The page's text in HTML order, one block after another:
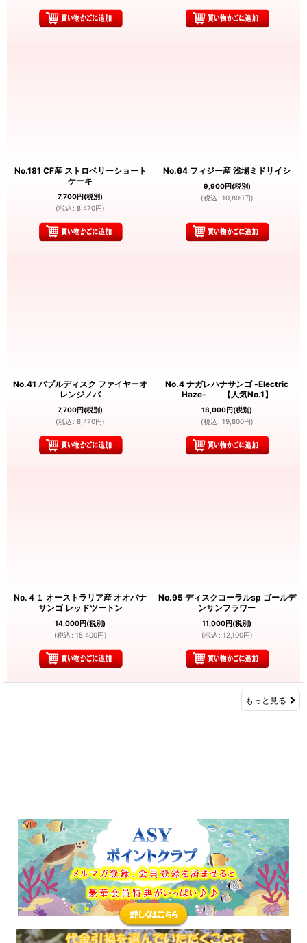
No.181 CF産 ストロベリーショート
ケーキ
7,700円(税別)
(税込 : 8,470円)
No.64 フィジー産 浅場ミドリイシ
9,900円(税別)
(税込 : 10,890円)
No.41 バブルディスク ファイヤーオ
レンジノバ
7,700円(税別)
(税込 : 8,470円)
No.4 ナガレハナサンゴ -Electric
Haze- 【人気No.1】
18,000円(税別)
(税込 : 19,800円)
No.４１ オーストラリア産 オオバナ
サンゴ レッドツートン
14,000円(税別)
(税込 : 15,400円)
No.95 ディスクコーラルsp ゴールデ
ンサンフラワー
11,000円(税別)
(税込 : 12,100円)
もっと見る